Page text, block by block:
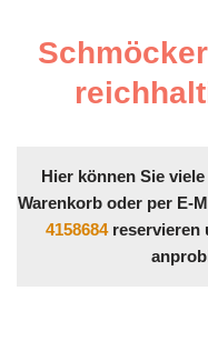
Hier können Sie
Warenkorb oder per E-
4158684reservieren